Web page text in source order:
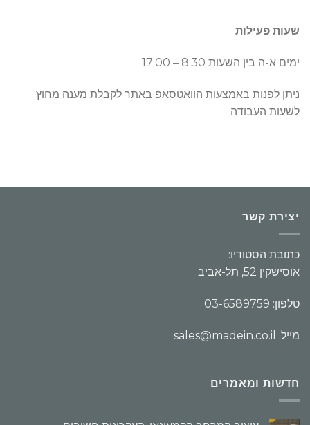
שעות פעילות
ימים א-ה בין השעות 8:30 – 17:00
ניתן לפנות באמצעות הוואטסאפ באתר לקבלת מענה מחוץ
לשעות העבודה
יצירת קשר
כתובת הסטודיו:
אוסישקין 52, תל-אביב
טלפון: 03-6589759
מייל: sales@madein.co.il
חדשות ומאמרים